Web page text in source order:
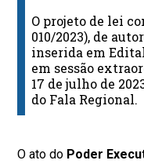
O projeto de lei
010/2023), de
inserida em
em sessão
17 de julho de
do Fala Regional.
O ato do Poder